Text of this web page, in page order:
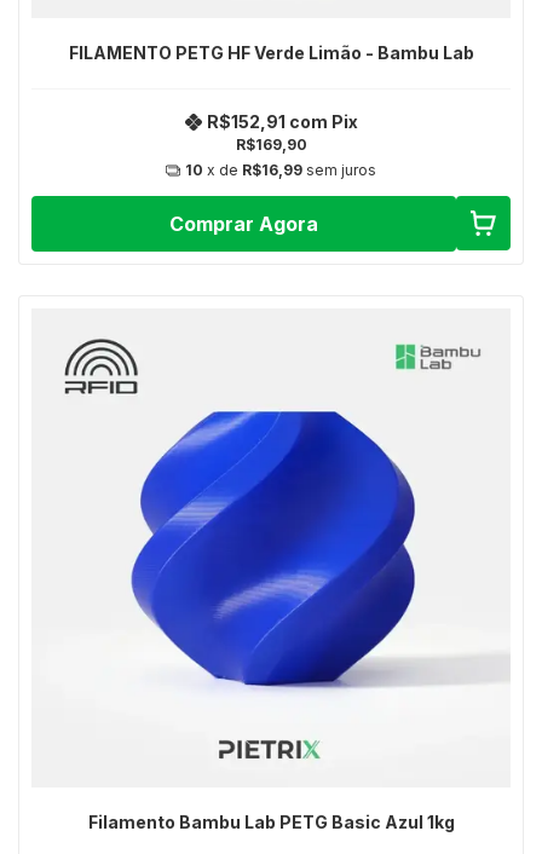
FILAMENTO PETG HF Verde Limão - Bambu Lab
R$169,90
R$152,91 com Pix
10 x de R$16,99 sem juros
Comprar Agora
Filamento Bambu Lab PETG Basic Azul 1kg